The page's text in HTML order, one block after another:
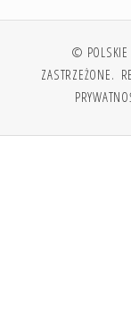
© POLSKIE
ZASTRZEŻONE.